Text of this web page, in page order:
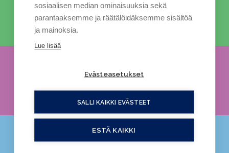
Luonto (8)
Puutarhanhoito (5)
sosiaalisen median ominaisuuksia sekä
parantaaksemme ja räätälöidäksemme sisältöä
ja mainoksia.
Lue lisää
Evästeasetukset
SALLI KAIKKI EVÄSTEET
ESTÄ KAIKKI